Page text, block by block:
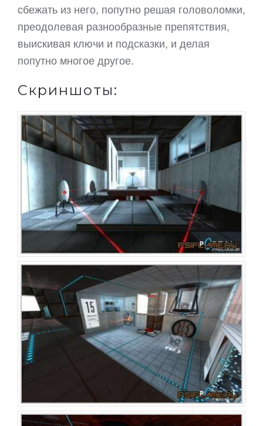
сбежать из него, попутно решая головоломки,
преодолевая разнообразные препятствия,
выискивая ключи и подсказки, и делая
попутно многое другое.
Скриншоты: